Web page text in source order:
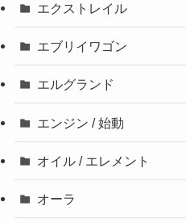
エクストレイル
エブリイワゴン
エルグランド
エンジン / 始動
オイル / エレメント
オーラ